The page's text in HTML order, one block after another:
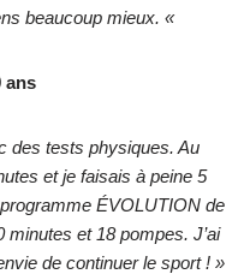
beaucoup mieux. «
ans
des tests physiques. Au
et je faisais à peine 5
ÉVOLUTION de
et 18 pompes. J’ai
de continuer le sport ! »